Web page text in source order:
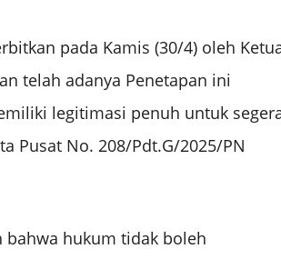
pada Kamis (30/4) oleh
telah adanya Penetapan ini
legitimasi penuh untuk
Pusat No. 208/Pdt.G/2025/PN
bahwa hukum tidak boleh